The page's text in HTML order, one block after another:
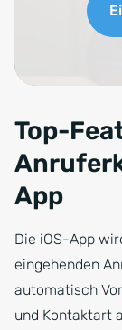
Top-
App
Die iOS-App
eingehenden
automatisch
und Kontaktart